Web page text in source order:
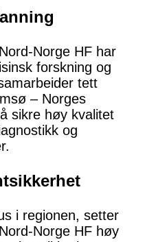
Norge HF har
forskning og
tett
– Norges
sikre høy kvalitet
og
i regionen, setter
Norge HF høy